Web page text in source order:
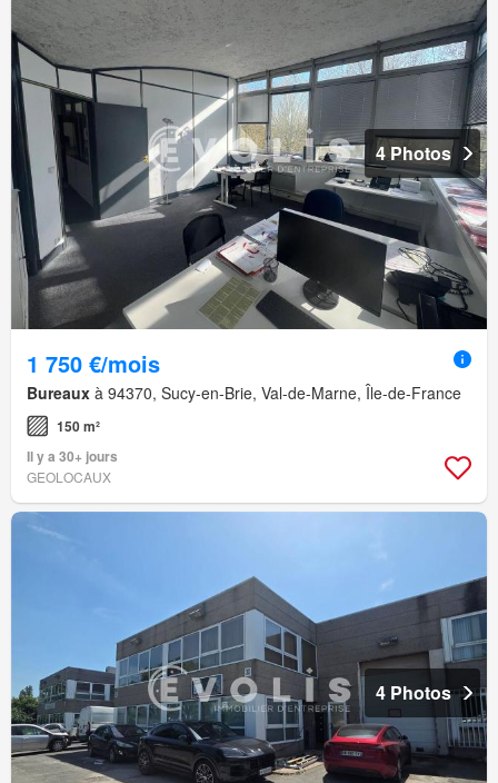
4 Photos
1 750 €/mois
Bureaux à 94370, Sucy-en-Brie, Val-de-Marne, Île-de-France
150 m²
Il y a 30+ jours
GEOLOCAUX
4 Photos